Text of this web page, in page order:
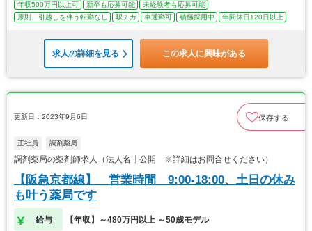
年収500万円以上可 新卒も応募可能
未経験者も応募可能
原則、引越しを伴う転勤なし
駅チカ 車通勤可 積極採用中 年間休日120日以上
求人の詳細を見る この求人に興味がある
更新日：2023年9月6日 保存する
正社員 調剤薬局
調剤薬局の薬剤師求人（法人名非公開 ※詳細はお問合せください）
【阪急京都線】 営業時間 9:00-18:00、土日の休み
も叶う薬局です
給与 【年収】～480万円以上 ～50歳モデル